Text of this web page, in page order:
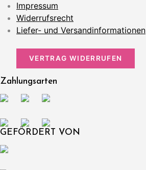
Impressum
Widerrufsrecht
Liefer- und Versandinformationen
VERTRAG WIDERRUFEN
Zahlungsarten
GEFÖRDERT VON